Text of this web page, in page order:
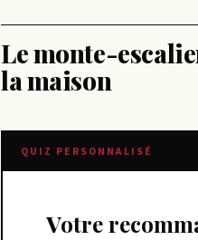
Le monte-
la maison
QUIZ PERSONNALISÉ
Votre